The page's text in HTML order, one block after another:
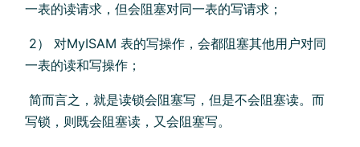
一表的读请求，但会阻塞对同一表的写请求；
​ 2） 对MyISAM 表的写操作，会都阻塞其他用户对同
一表的读和写操作；
​ 简而言之，就是读锁会阻塞写，但是不会阻塞读。而
写锁，则既会阻塞读，又会阻塞写。